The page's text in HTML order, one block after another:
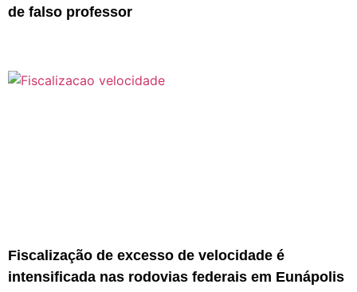
de falso professor
Fiscalização de excesso de velocidade é
intensificada nas rodovias federais em Eunápolis